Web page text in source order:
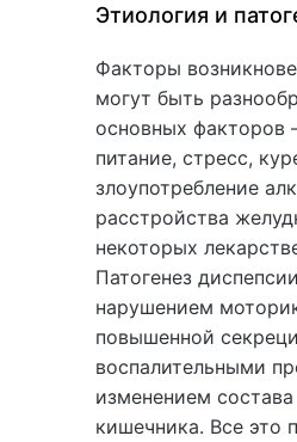
Этиология и
Факторы
могут быть
основных факторов
питание, стресс,
злоупотребление
расстройства
некоторых
Патогенез
нарушением
повышенной
воспалительными
изменением
кишечника. Все это